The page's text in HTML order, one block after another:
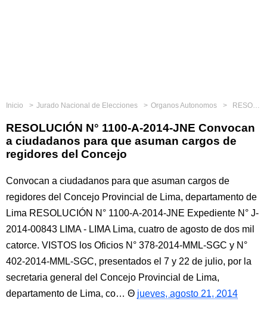
Inicio Jurado Nacional de Elecciones Organos Autonomos RESOLUCIÓN N° 1100-A-2014-JNE Convocan a ciudadanos para que asuman cargos de regidores del Concejo
RESOLUCIÓN N° 1100-A-2014-JNE Convocan
a ciudadanos para que asuman cargos de
regidores del Concejo
Convocan a ciudadanos para que asuman cargos de
regidores del Concejo Provincial de Lima, departamento de
Lima RESOLUCIÓN N° 1100-A-2014-JNE Expediente N° J-
2014-00843 LIMA - LIMA Lima, cuatro de agosto de dos mil
catorce. VISTOS los Oficios N° 378-2014-MML-SGC y N°
402-2014-MML-SGC, presentados el 7 y 22 de julio, por la
secretaria general del Concejo Provincial de Lima,
departamento de Lima, co…
jueves, agosto 21, 2014